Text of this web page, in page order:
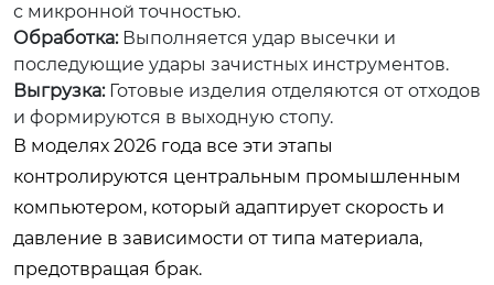
с микронной точностью.
Обработка:Выполняется удар высечки и
последующие удары зачистных инструментов.
Выгрузка:Готовые изделия отделяются от отходов
и формируются в выходную стопу.
В моделях 2026 года все эти этапы
контролируются центральным промышленным
компьютером, который адаптирует скорость и
давление в зависимости от типа материала,
предотвращая брак.